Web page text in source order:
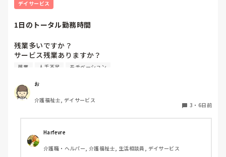
デイサービス
1日のトータル勤務時間
残業多いですか？
サービス残業ありますか？
1日に何時間くらい働いていますか？
残業 人手不足 モチベーション
お
介護福祉士, デイサービス
3 ・ 6日前
Harfevre
介護職・ヘルパー, 介護福祉士, 生活相談員, デイサービス